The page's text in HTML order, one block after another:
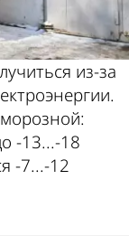
из-за
-13...-18
-7...-12